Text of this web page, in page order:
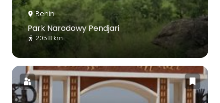
Benin
Park Narodowy Pendjari
205.8 km